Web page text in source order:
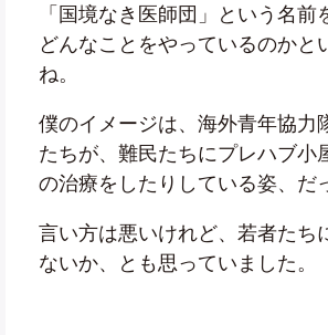
「国境なき医師団」という名
どんなことをやっているのかと
ね。
僕のイメージは、海外青年協力
たちが、難民たちにプレハブ
の治療をしたりしている姿、だ
言い方は悪いけれど、若者たち
ないか、とも思っていました。